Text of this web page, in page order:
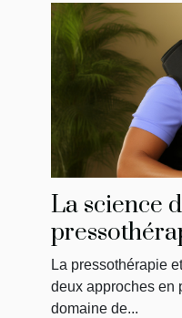
La science
ça
La pressothérapie
deux approches en
domaine de...